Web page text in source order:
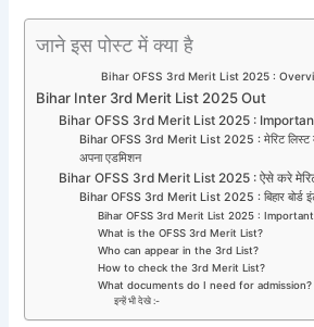
जाने इस पोस्ट में क्या है
Bihar OFSS 3rd Merit List 2025 :
Bihar Inter 3rd Merit List 2025 Out
Bihar OFSS 3rd Merit List 2025 :
Bihar OFSS 3rd Merit List 2025 : मेरिट लिस्ट
अपना एडमिशन
Bihar OFSS 3rd Merit List 2025 : ऐसे करे
Bihar OFSS 3rd Merit List 2025 : बिहार बोर्ड
Bihar OFSS 3rd Merit List 2025 :
What is the OFSS 3rd Merit List?
Who can appear in the 3rd List?
How to check the 3rd Merit List?
What documents do I need for admission?
इन्हें भी देखे :-